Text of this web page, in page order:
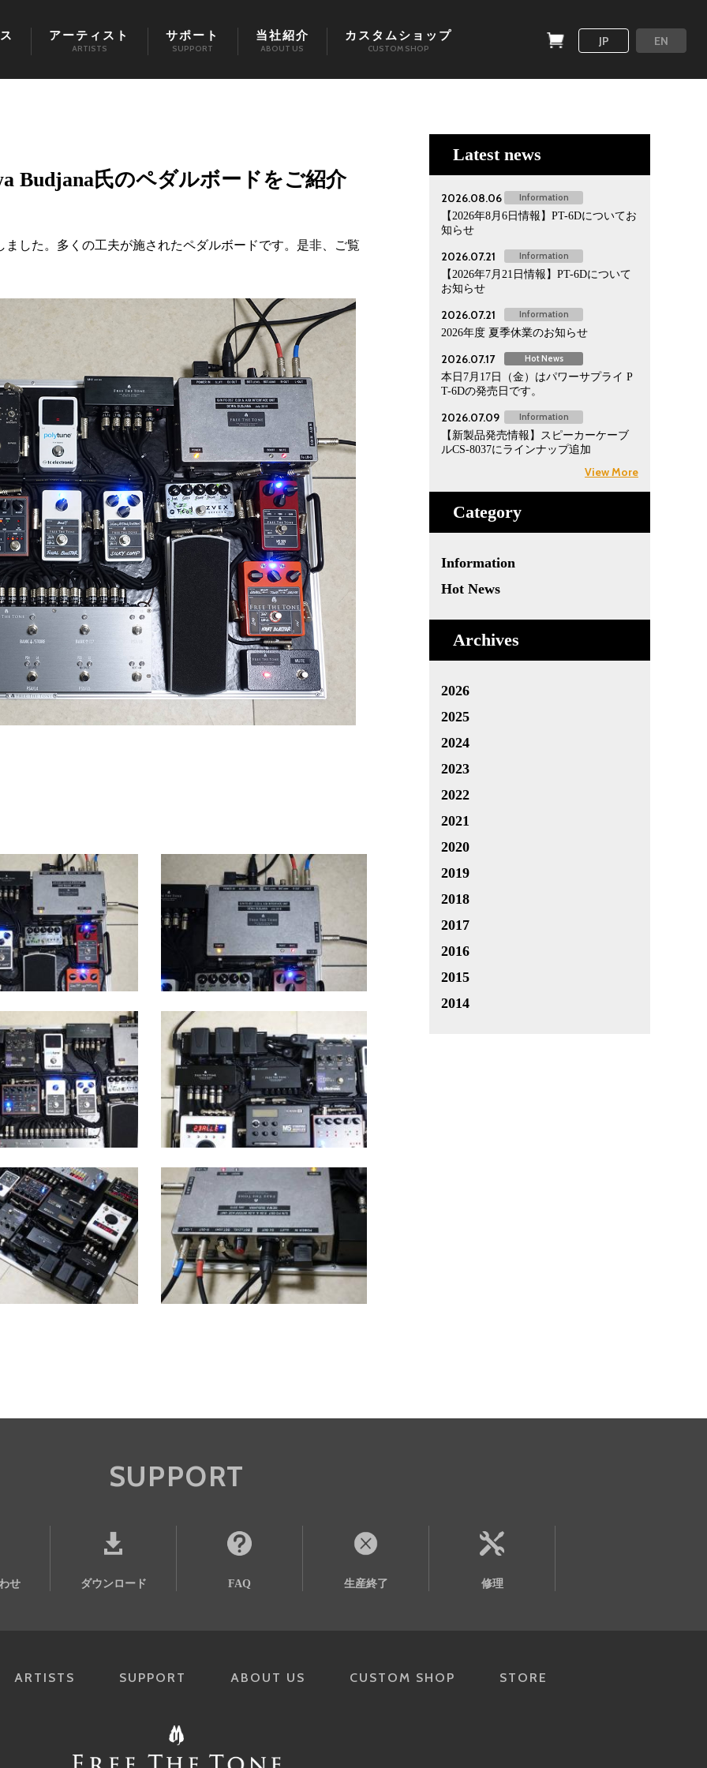
アーティスト
ARTISTS
サポート
SUPPORT
当社紹介
ABOUT US
カスタムショップ
CUSTOM SHOP
JP EN
Budjana氏のペダルボードをご紹介
した。多くの工夫が施されたペダルボードです。是非、ご覧
Latest news
2026.08.06 Information
【2026年8月6日情報】PT-6Dについてお
知らせ
2026.07.21 Information
【2026年7月21日情報】PT-6Dについて
お知らせ
2026.07.21 Information
2026年度 夏季休業のお知らせ
2026.07.17 Hot News
本日7月17日（金）はパワーサプライ P
T-6Dの発売日です。
2026.07.09 Information
【新製品発売情報】スピーカーケーブ
ルCS-8037にラインナップ追加
View More
Category
Information
Hot News
Archives
2026
2025
2024
2023
2022
2021
2020
2019
2018
2017
2016
2015
2014
SUPPORT
せ ダウンロード FAQ 生産終了 修理
ARTISTS SUPPORT ABOUT US CUSTOM SHOP STORE